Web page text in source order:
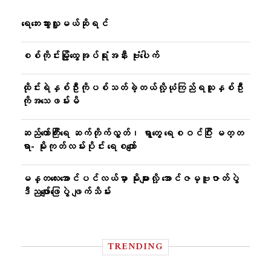
ရေဘေးသွားလှူမယ်ဆိုရင်
စစ်ကိုင်းမြို့ထွေအုပ်ရုံးအနီး ဗုံးပေါက်
ထိုင်းရဲနှစ်ဦးကိုပစ်သတ်ခဲ့တယ်လို့ယုံကြည်ရသူနှစ်ဦး
ကိုအသေဖမ်းမိ
ဆည်တော်ကြီးရေ ဆက်တိုက်လွှတ်၊ ရွာတွေ ရေစဝင်ပြီး မတ္တ
ရာ- မိုးကုတ်လမ်းပိုင်း ရေစကျော်
မန္တလေးအောင်ပင်လယ်မှာ မိုးများလို့ အောင်ဇမ္ဗူဇာတ်ပွဲ
ဒီညဖျော်ဖြေပွဲ ဖျက်သိမ်း
TRENDING